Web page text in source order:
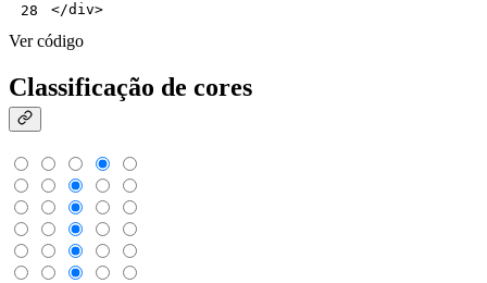
28
</div>
Ver código
Classificação de cores